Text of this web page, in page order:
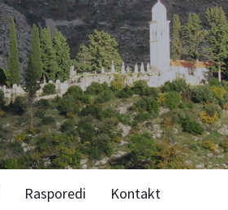
Rasporedi Kontakt